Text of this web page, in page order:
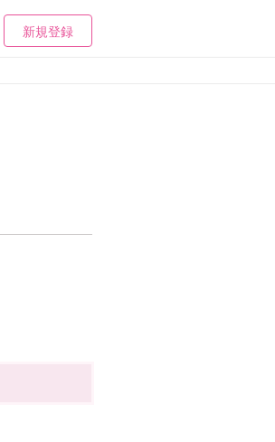
新規登録